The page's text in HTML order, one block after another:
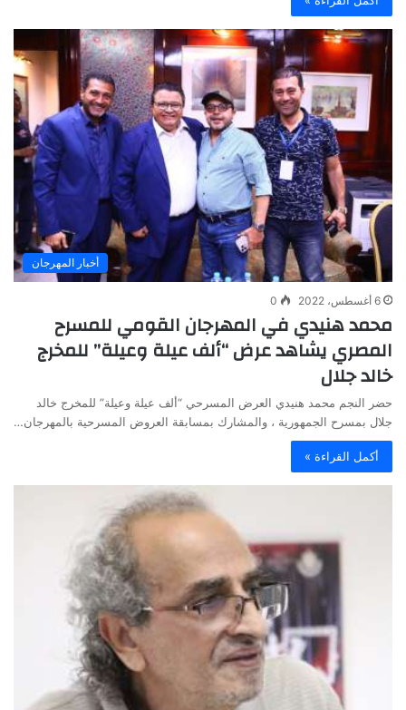
أخبار المهرجان
6 أغسطس، 2022 0
محمد هنيدي في المهرجان القومي للمسرح
المصري يشاهد عرض “ألف عيلة وعيلة” للمخرج
خالد جلال
حضر النجم محمد هنيدي العرض المسرحي “ألف عيلة وعيلة” للمخرج خالد
جلال بمسرح الجمهورية ، والمشارك بمسابقة العروض المسرحية بالمهرجان…
أكمل القراءة »